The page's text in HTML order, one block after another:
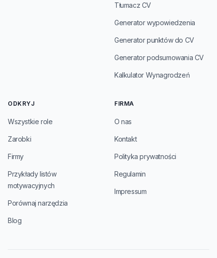
Tłumacz CV
Generator wypowiedzenia
Generator punktów do CV
Generator podsumowania CV
Kalkulator Wynagrodzeń
ODKRYJ
Wszystkie role
Zarobki
Firmy
Przykłady listów
motywacyjnych
Porównaj narzędzia
Blog
FIRMA
O nas
Kontakt
Polityka prywatności
Regulamin
Impressum